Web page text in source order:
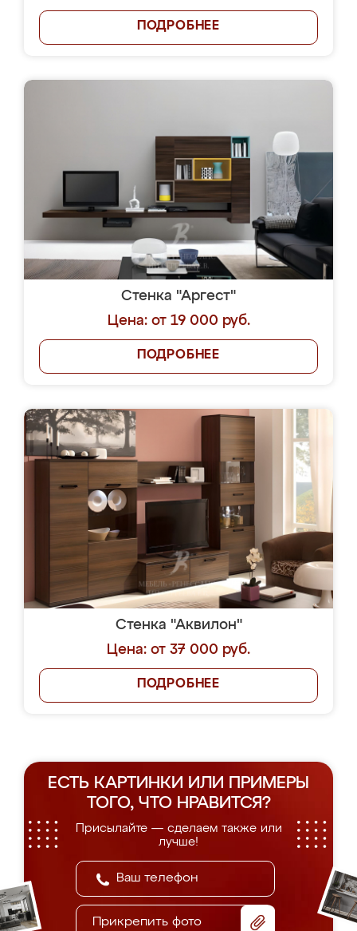
ПОДРОБНЕЕ
Стенка "Аргест"
Цена: от 19 000 руб.
ПОДРОБНЕЕ
Стенка "Аквилон"
Цена: от 37 000 руб.
ПОДРОБНЕЕ
ЕСТЬ КАРТИНКИ ИЛИ ПРИМЕРЫ
ТОГО, ЧТО НРАВИТСЯ?
Присылайте — сделаем также или
лучше!
Прикрепить фото